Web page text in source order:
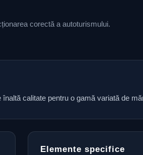
corectă a autoturismului.
calitate pentru o gamă variată de
Elemente specifice